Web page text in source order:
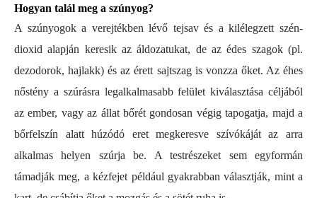
Hogyan talál meg a szúnyog?
A szúnyogok a verejtékben lévő tejsav és a kilélegzett szén-
dioxid alapján keresik az áldozatukat, de az édes szagok (pl.
dezodorok, hajlakk) és az érett sajtszag is vonzza őket. Az éhes
nőstény a szúrásra legalkalmasabb felület kiválasztása céljából
az ember, vagy az állat bőrét gondosan végig tapogatja, majd a
bőrfelszín alatt húzódó eret megkeresve szívókáját az arra
alkalmas helyen szúrja be. A testrészeket sem egyformán
támadják meg, a kézfejet például gyakrabban választják, mint a